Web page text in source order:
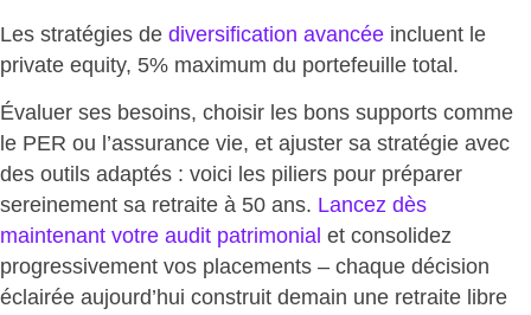
Les stratégies de diversification avancée incluent le
private equity, 5% maximum du portefeuille total.
Évaluer ses besoins, choisir les bons supports comme
le PER ou l’assurance vie, et ajuster sa stratégie avec
des outils adaptés : voici les piliers pour préparer
sereinement sa retraite à 50 ans. Lancez dès
maintenant votre audit patrimonial et consolidez
progressivement vos placements – chaque décision
éclairée aujourd’hui construit demain une retraite libre